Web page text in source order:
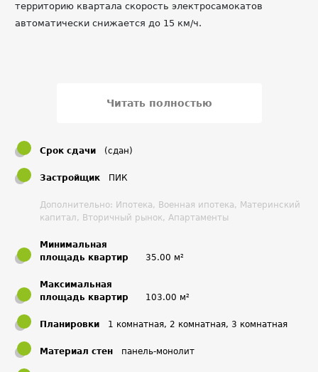
территорию квартала скорость электросамокатов
автоматически снижается до 15 км/ч.
Читать полностью
Срок сдачи (сдан)
Застройщик ПИК
Дополнительно: Ипотека, Военная ипотека, Материнский
капитал, Вторичный рынок, Апартаменты
Минимальная
площадь квартир
35.00 м²
Максимальная
площадь квартир
103.00 м²
Планировки 1 комнатная, 2 комнатная, 3 комнатная
Материал стен панель-монолит